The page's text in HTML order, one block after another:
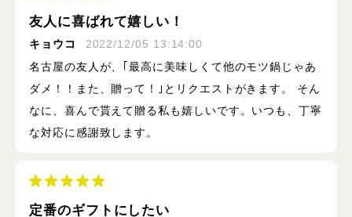
友人に喜ばれて嬉しい！
キョウコ
2022/12/05 13:14:00
名古屋の友人が、｢最高に美味しくて他のモツ鍋じゃあ
ダメ！！また、贈って！｣とリクエストがきます。 そん
なに、喜んで貰えて贈る私も嬉しいです。いつも、丁寧
な対応に感謝致します。
定番のギフトにしたい